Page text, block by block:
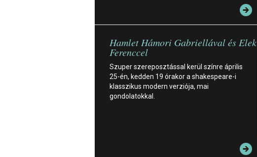
Hamlet Hámori Gabriellával és Elek
Ferenccel
Szuper szereposztással kerül színre április
25-én, kedden 19 órakor a shakespeare-i
klasszikus modern verziója, mai
gondolatokkal.